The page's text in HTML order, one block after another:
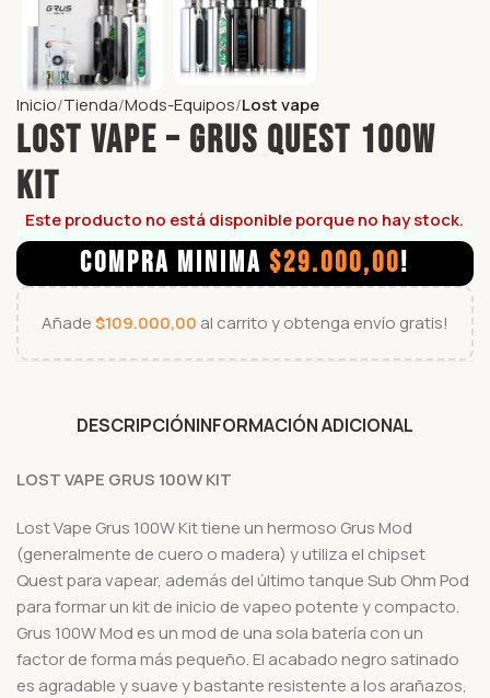
Inicio Tienda Mods-Equipos Lost vape
LOST VAPE – GRUS QUEST 100W
KIT
Este producto no está disponible porque no hay stock.
COMPRA MINIMA $29.000,00!
Añade$109.000,00 al carrito y obtenga envío gratis!
DESCRIPCIÓNINFORMACIÓN ADICIONAL
LOST VAPE GRUS 100W KIT
Lost Vape Grus 100W Kit tiene un hermoso Grus Mod
(generalmente de cuero o madera) y utiliza el chipset
Quest para vapear, además del último tanque Sub Ohm Pod
para formar un kit de inicio de vapeo potente y compacto.
Grus 100W Mod es un mod de una sola batería con un
factor de forma más pequeño. El acabado negro satinado
es agradable y suave y bastante resistente a los arañazos,